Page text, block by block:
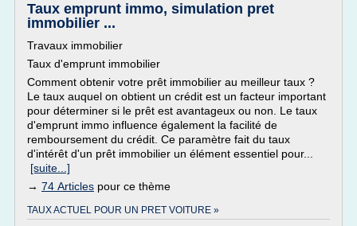
Taux emprunt immo, simulation pret
immobilier ...
Travaux immobilier
Taux d'emprunt immobilier
Comment obtenir votre prêt immobilier au meilleur taux ?
Le taux auquel on obtient un crédit est un facteur important
pour déterminer si le prêt est avantageux ou non. Le taux
d'emprunt immo influence également la facilité de
remboursement du crédit. Ce paramètre fait du taux
d'intérêt d'un prêt immobilier un élément essentiel pour...
[suite...]
→ 74 Articles pour ce thème
TAUX ACTUEL POUR UN PRET VOITURE »